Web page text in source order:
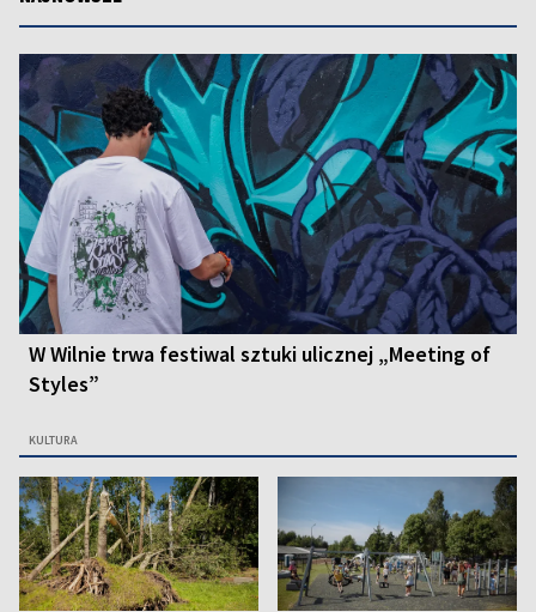
W Wilnie trwa festiwal sztuki ulicznej „Meeting of
Styles”
KULTURA